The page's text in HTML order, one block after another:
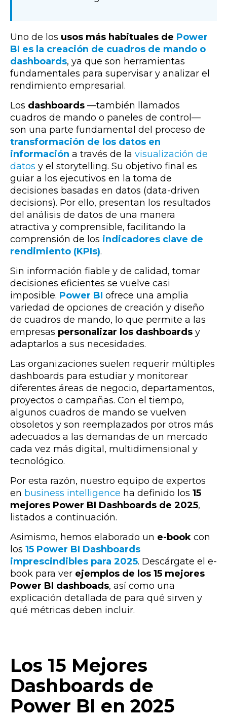
Uno de los usos más habituales de Power
BI es la creación de cuadros de mando o
dashboards, ya que son herramientas
fundamentales para supervisar y analizar el
rendimiento empresarial.
Los dashboards —también llamados
cuadros de mando o paneles de control—
son una parte fundamental del proceso de
transformación de los datos en
información a través de la visualización de
datos y el storytelling. Su objetivo final es
guiar a los ejecutivos en la toma de
decisiones basadas en datos (data-driven
decisions). Por ello, presentan los resultados
del análisis de datos de una manera
atractiva y comprensible, facilitando la
comprensión de los indicadores clave de
rendimiento (KPIs).
Sin información fiable y de calidad, tomar
decisiones eficientes se vuelve casi
imposible. Power BI ofrece una amplia
variedad de opciones de creación y diseño
de cuadros de mando, lo que permite a las
empresas personalizar los dashboards y
adaptarlos a sus necesidades.
Las organizaciones suelen requerir múltiples
dashboards para estudiar y monitorear
diferentes áreas de negocio, departamentos,
proyectos o campañas. Con el tiempo,
algunos cuadros de mando se vuelven
obsoletos y son reemplazados por otros más
adecuados a las demandas de un mercado
cada vez más digital, multidimensional y
tecnológico.
Por esta razón, nuestro equipo de expertos
en business intelligence ha definido los 15
mejores Power BI Dashboards de 2025,
listados a continuación.
Asimismo, hemos elaborado un e-book con
los 15 Power BI Dashboards
imprescindibles para 2025. Descárgate el e-
book para ver ejemplos de los 15 mejores
Power BI dashboads, así como una
explicación detallada de para qué sirven y
qué métricas deben incluir.
Los 15 Mejores
Dashboards de
Power BI en 2025